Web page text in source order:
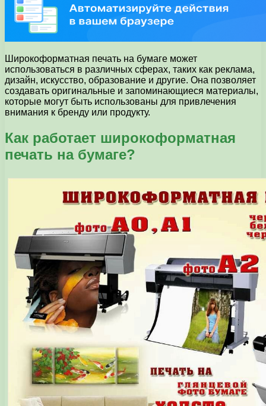
Широкоформатная печать на бумаге может
использоваться в различных сферах, таких как реклама,
дизайн, искусство, образование и другие. Она позволяет
создавать оригинальные и запоминающиеся материалы,
которые могут быть использованы для привлечения
внимания к бренду или продукту.
Как работает широкоформатная
печать на бумаге?